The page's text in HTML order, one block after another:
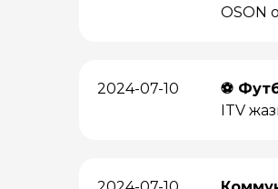
OSON
2024-07-10
⚽️
ITV